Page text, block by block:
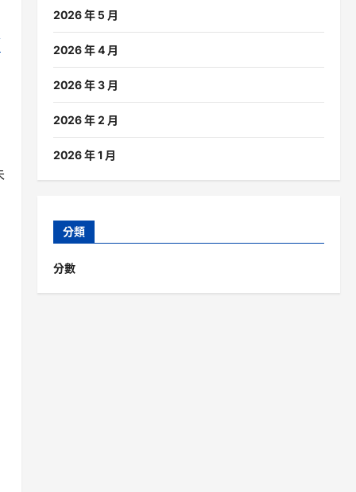
2026 年 5 月
2026 年 4 月
2026 年 3 月
2026 年 2 月
2026 年 1 月
分類
分數